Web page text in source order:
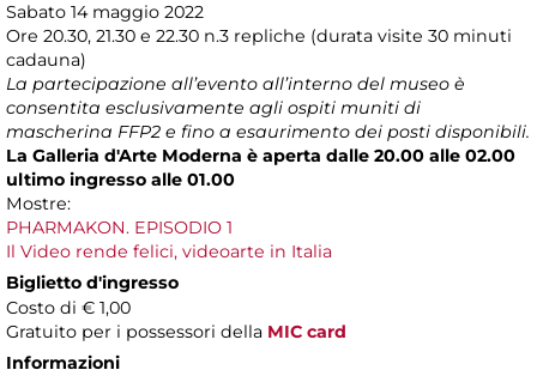
Sabato 14 maggio 2022
Ore 20.30, 21.30 e 22.30 n.3 repliche (durata visite 30 minuti
cadauna)
La partecipazione all’evento all’interno del museo è
consentita esclusivamente agli ospiti muniti di
mascherina FFP2 e fino a esaurimento dei posti disponibili.
La Galleria d'Arte Moderna è aperta dalle 20.00 alle 02.00
ultimo ingresso alle 01.00
Mostre:
PHARMAKON. EPISODIO 1
Il Video rende felici, videoarte in Italia
Biglietto d'ingresso
Costo di € 1,00
Gratuito per i possessori della MIC card
Informazioni